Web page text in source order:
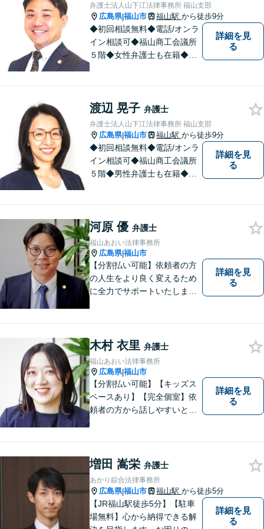
ー９８３－２３６１
弁護士法人山下江法律事務所 福山支部
広島県|福山市 福山駅 から徒歩9分
◆初回相談無料◆電話/オンラ
イン相談可◆福山商工会議所
５階◆女性弁護士も在籍◆刑
いことも安心してご相談くだ
さい。あなたの気持ちに寄り
添い、丁寧にお応えします。
詳細を見
る
渡辺 晃子 弁護士
弁護士法人山下江法律事務所 福山支部
広島県|福山市 福山駅 から徒歩9分
◆初回相談無料◆電話/オンラ
イン相談可◆福山商工会議所
５階◆男性弁護士も在籍◆離
ど。話しにくいことも安心し
てご相談ください。あなたの
気持ちに寄り添い、丁寧にお
応えします。
詳細を見
る
河原 優 弁護士
福山あおい法律事務所
広島県|福山市
【分割払い可能】依頼者の方
の人生をより良く変えるため
に全力でサポートいたしま
詳細を見
る
木村 衣里 弁護士
福山あおい法律事務所
広島県|福山市
【分割払い可能】【キッズス
ペースあり】【完全個室】依
頼者の方から話しやすいと定
相談ください。
詳細を見
る
増田 嵩栄 弁護士
あかり綜合法律事務所
広島県|福山市 福山駅 から徒歩5分
【JR福山駅徒歩5分】【駐車
場無料】心から納得できる解
詳細を見
る